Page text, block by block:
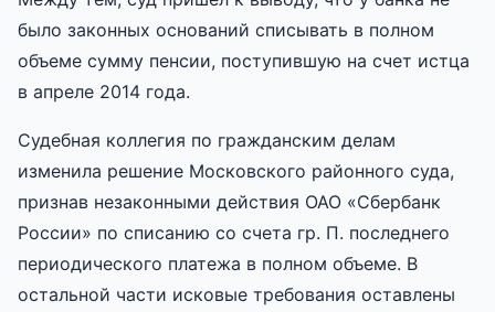
было законных оснований списывать в полном
объеме сумму пенсии, поступившую на счет истца
в апреле 2014 года.
Судебная коллегия по гражданским делам
изменила решение Московского районного суда,
признав незаконными действия ОАО «Сбербанк
России» по списанию со счета гр. П. последнего
периодического платежа в полном объеме. В
остальной части исковые требования оставлены